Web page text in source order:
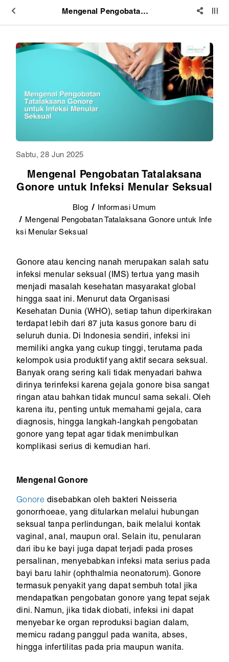
Mengenal Pengobatan Tatalaksana Gonore untuk Infeksi Menular Seksual
Sabtu, 28 Jun 2025
Mengenal Pengobatan Tatalaksana
Gonore untuk Infeksi Menular Seksual
Blog
Informasi Umum
Mengenal Pengobatan Tatalaksana Gonore untuk Infe
ksi Menular Seksual
Gonore atau kencing nanah merupakan salah satu
infeksi menular seksual (IMS) tertua yang masih
menjadi masalah kesehatan masyarakat global
hingga saat ini. Menurut data Organisasi
Kesehatan Dunia (WHO), setiap tahun diperkirakan
terdapat lebih dari 87 juta kasus gonore baru di
seluruh dunia. Di Indonesia sendiri, infeksi ini
memiliki angka yang cukup tinggi, terutama pada
kelompok usia produktif yang aktif secara seksual.
Banyak orang sering kali tidak menyadari bahwa
dirinya terinfeksi karena gejala gonore bisa sangat
ringan atau bahkan tidak muncul sama sekali. Oleh
karena itu, penting untuk memahami gejala, cara
diagnosis, hingga langkah-langkah pengobatan
gonore yang tepat agar tidak menimbulkan
komplikasi serius di kemudian hari.
Mengenal Gonore
Gonore disebabkan oleh bakteri Neisseria
gonorrhoeae, yang ditularkan melalui hubungan
seksual tanpa perlindungan, baik melalui kontak
vaginal, anal, maupun oral. Selain itu, penularan
dari ibu ke bayi juga dapat terjadi pada proses
persalinan, menyebabkan infeksi mata serius pada
bayi baru lahir (ophthalmia neonatorum). Gonore
termasuk penyakit yang dapat sembuh total jika
mendapatkan pengobatan gonore yang tepat sejak
dini. Namun, jika tidak diobati, infeksi ini dapat
menyebar ke organ reproduksi bagian dalam,
memicu radang panggul pada wanita, abses,
hingga infertilitas pada pria maupun wanita.